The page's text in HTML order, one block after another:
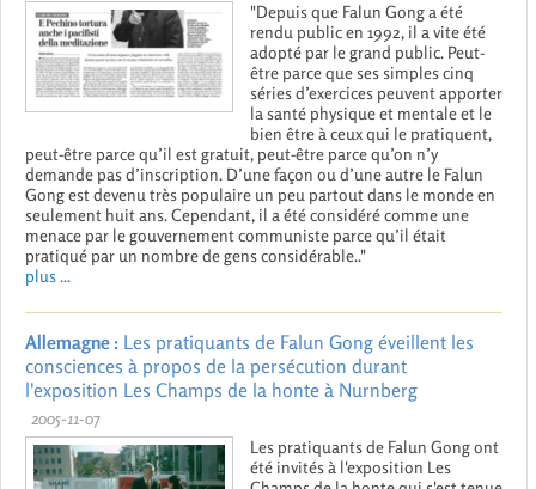
"Depuis que Falun Gong a été
rendu public en 1992, il a vite été
adopté par le grand public. Peut-
être parce que ses simples cinq
séries d’exercices peuvent apporter
la santé physique et mentale et le
bien être à ceux qui le pratiquent,
peut-être parce qu’il est gratuit, peut-être parce qu’on n’y
demande pas d’inscription. D’une façon ou d’une autre le Falun
Gong est devenu très populaire un peu partout dans le monde en
seulement huit ans. Cependant, il a été considéré comme une
menace par le gouvernement communiste parce qu’il était
pratiqué par un nombre de gens considérable.."
plus ...
Allemagne : Les pratiquants de Falun Gong éveillent les
consciences à propos de la persécution durant
l'exposition Les Champs de la honte à Nurnberg
2005-11-07
Les pratiquants de Falun Gong ont
été invités à l'exposition Les